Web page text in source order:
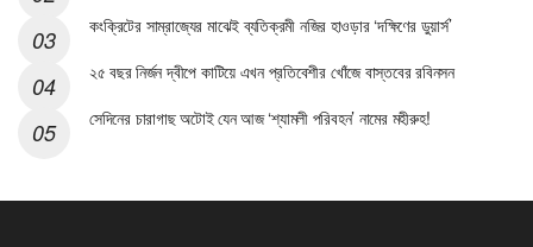
কংক্রিটের সাম্রাজ্যের মাঝেই ব্যতিক্রমী নজির হাওড়ার ‘দক্ষিণের ডুয়ার্স’
২৫ বছর নির্জন দ্বীপে কাটিয়ে এখন প্রতিবেশীর খোঁজে বাস্তবের রবিনসন
সেদিনের চারাগাছ অটোই যেন আজ ‘শ্যামলী পরিবহন’ নামের মহীরুহ!